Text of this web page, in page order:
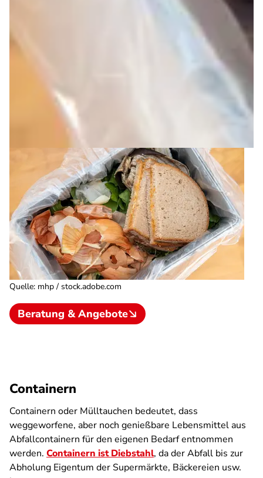
Quelle: mhp / stock.adobe.com
Beratung & Angebote
Containern
Containern oder Mülltauchen bedeutet, dass
weggeworfene, aber noch genießbare Lebensmittel aus
Abfallcontainern für den eigenen Bedarf entnommen
werden. Containern ist Diebstahl, da der Abfall bis zur
Abholung Eigentum der Supermärkte, Bäckereien usw.